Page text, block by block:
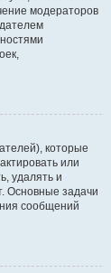
модераторов
которые
или
удалять и
Основные задачи
сообщений